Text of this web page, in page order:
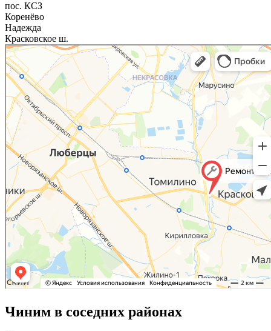
пос. КСЗ
Коренёво
Надежда
Красковское ш.
Чиним в соседних районах